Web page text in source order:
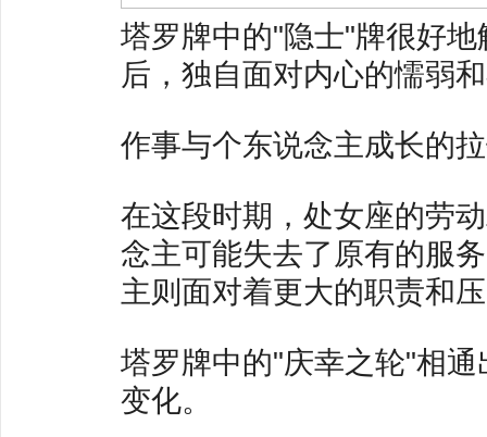
塔罗牌中的"隐士"牌很好
后，独自面对内心的懦弱
作事与个东说念主成长的
在这段时期，处女座的劳
念主可能失去了原有的服
主则面对着更大的职责和
塔罗牌中的"庆幸之轮"相
变化。